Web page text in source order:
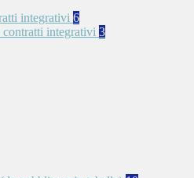
integrativi 6
contratti integrativi 3